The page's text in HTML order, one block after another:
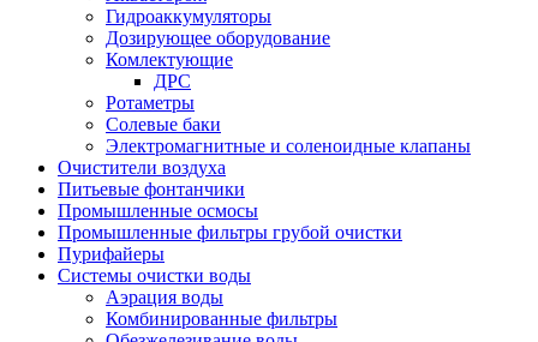
Гидроаккумуляторы
Дозирующее оборудование
Комлектующие
ДРС
Ротаметры
Солевые баки
Электромагнитные и соленоидные клапаны
Очистители воздуха
Питьевые фонтанчики
Промышленные осмосы
Промышленные фильтры грубой очистки
Пурифайеры
Системы очистки воды
Аэрация воды
Комбинированные фильтры